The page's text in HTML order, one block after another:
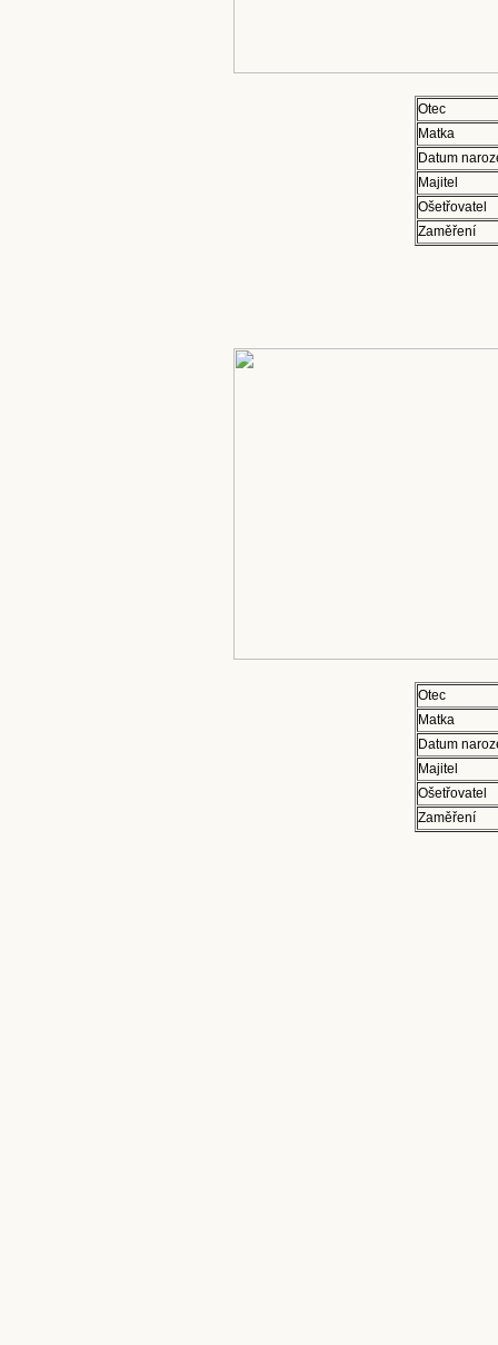
Otec
Matka
Datum
Majitel
Ošetřovatel
Zaměření
Otec
Matka
Datum
Majitel
Ošetřovatel
Zaměření